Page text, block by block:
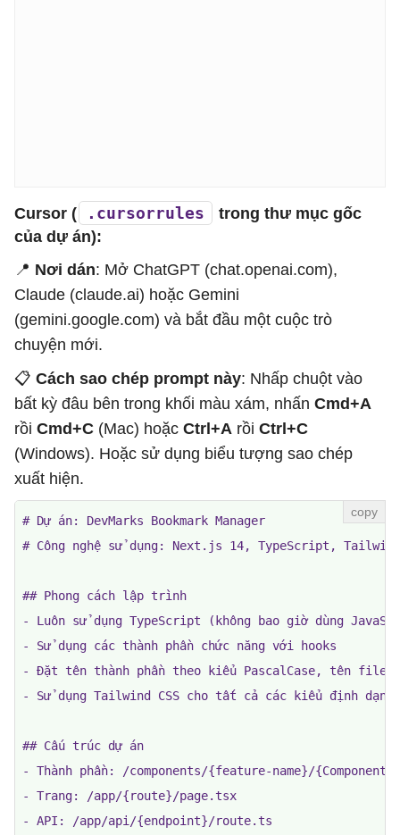
Cursor ( .cursorrules
trong thư mục gốc
của dự án):
📍 Nơi dán: Mở ChatGPT (chat.openai.com),
Claude (claude.ai) hoặc Gemini
(gemini.google.com) và bắt đầu một cuộc trò
chuyện mới.
📋 Cách sao chép prompt này: Nhấp chuột vào
bất kỳ đâu bên trong khối màu xám, nhấn Cmd+A
rồi Cmd+C (Mac) hoặc Ctrl+A rồi Ctrl+C
(Windows). Hoặc sử dụng biểu tượng sao chép
xuất hiện.
# Dự án: DevMarks Bookmark Manager
# Công nghệ sử dụng: Next.js 14, TypeScript, Tailwind
## Phong cách lập trình
- Luôn sử dụng TypeScript (không bao giờ dùng
- Sử dụng các thành phần chức năng với hooks
- Đặt tên thành phần theo kiểu PascalCase, tên file
- Sử dụng Tailwind CSS cho tất cả các kiểu định dạng
## Cấu trúc dự án
- Thành phần: /components/{feature-name}/
- Trang: /app/{route}/page.tsx
- API: /app/api/{endpoint}/route.ts